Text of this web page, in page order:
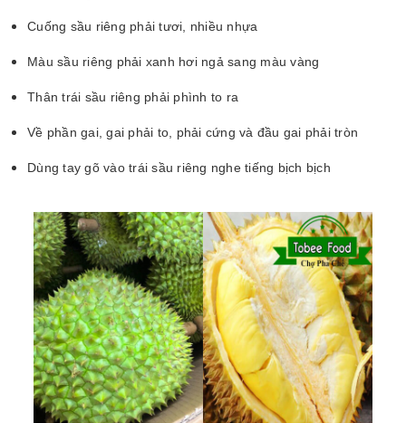
Cuống sầu riêng phải tươi, nhiều nhựa
Màu sầu riêng phải xanh hơi ngả sang màu vàng
Thân trái sầu riêng phải phình to ra
Về phần gai, gai phải to, phải cứng và đầu gai phải tròn
Dùng tay gõ vào trái sầu riêng nghe tiếng bịch bịch